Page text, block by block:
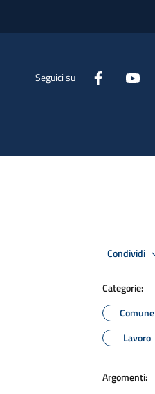
Seguici su
Condividi
Categorie:
Comune
Lavoro
Argomenti: